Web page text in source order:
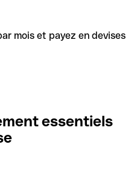
mois et payez en devises
essentiels